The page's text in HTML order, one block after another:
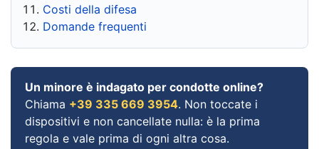
Costi della difesa
Domande frequenti
Un minore è indagato per condotte online?
Chiama +39 335 669 3954. Non toccate i
dispositivi e non cancellate nulla: è la prima
regola e vale prima di ogni altra cosa.